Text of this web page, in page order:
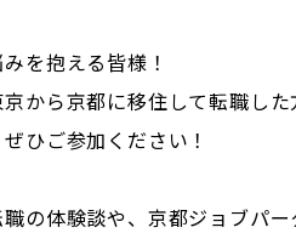
を抱える皆様！
京から京都に移住して転職し
ひご参加ください！
の体験談や、京都ジョブパ